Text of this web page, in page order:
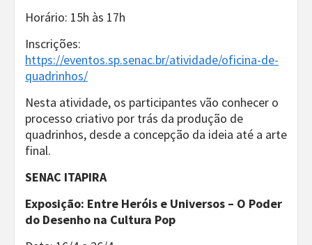
Horário: 15h às 17h
Inscrições:
https://eventos.sp.senac.br/atividade/oficina-de-
quadrinhos/
Nesta atividade, os participantes vão conhecer o
processo criativo por trás da produção de
quadrinhos, desde a concepção da ideia até a arte
final.
SENAC ITAPIRA
Exposição: Entre Heróis e Universos – O Poder
do Desenho na Cultura Pop